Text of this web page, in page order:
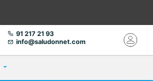
91 217 21 93
info@saludonnet.com